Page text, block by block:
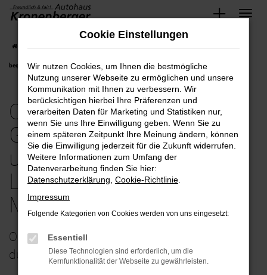
Zum
bequem und günstig kaufen mit Lieferservice nach Mettmann
Opel-Vivaro
Gebrauchtwagen bequem
und günstig kaufen mit
Lieferservice nach
Mettmann
Opel Vivaro Gebrauchtwagen – perfekt
durchgecheckt unterwegs in Mettmann
Cookie Einstellungen
Wir nutzen Cookies, um Ihnen die bestmögliche
Nutzung unserer Webseite zu ermöglichen und unsere
Kommunikation mit Ihnen zu verbessern. Wir
berücksichtigen hierbei Ihre Präferenzen und
verarbeiten Daten für Marketing und Statistiken nur,
wenn Sie uns Ihre Einwilligung geben. Wenn Sie zu
einem späteren Zeitpunkt Ihre Meinung ändern, können
Sie die Einwilligung jederzeit für die Zukunft widerrufen.
Weitere Informationen zum Umfang der
Datenverarbeitung finden Sie hier:
Datenschutzerklärung Cookie-Richtlinie
Impressum
Folgende Kategorien von Cookies werden von uns eingesetzt:
Essentiell
Diese Technologien sind erforderlich, um die
Kernfunktionalität der Webseite zu gewährleisten.